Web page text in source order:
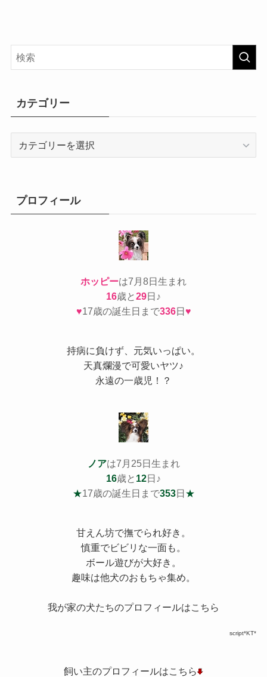
カテゴリー
ープロフィール
ホッピーは7月8日生まれ
16歳と29日♪
♥17歳の誕生日まで336日♥
持病に負けず、元気いっぱい。
天真爛漫で可愛いヤツ♪
永遠の一歳児！？
ノアは7月25日生まれ
16歳と 12日♪
★17歳の誕生日まで353日 ★
甘えん坊で撫でられ好き。
慎重でビビリな一面も。
ボール遊びが大好き。
趣味は他犬のおもちゃ集め。
我が家の犬たちのプロフィールはこちら
script*KT*
飼い主のプロフィールはこちら